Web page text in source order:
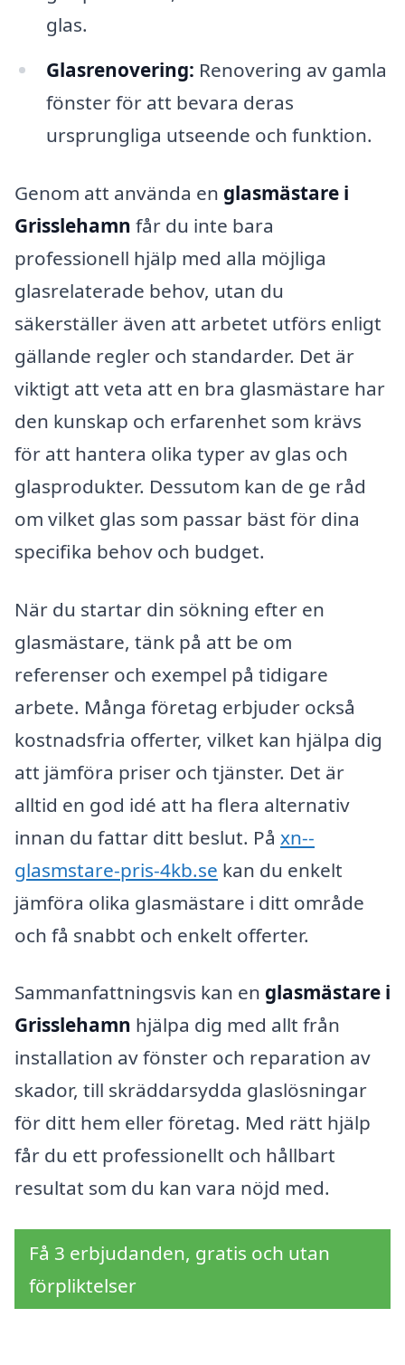
glas.
Glasrenovering: Renovering av gamla
fönster för att bevara deras
ursprungliga utseende och funktion.
Genom att använda en glasmästare i
Grisslehamn får du inte bara
professionell hjälp med alla möjliga
glasrelaterade behov, utan du
säkerställer även att arbetet utförs enligt
gällande regler och standarder. Det är
viktigt att veta att en bra glasmästare har
den kunskap och erfarenhet som krävs
för att hantera olika typer av glas och
glasprodukter. Dessutom kan de ge råd
om vilket glas som passar bäst för dina
specifika behov och budget.
När du startar din sökning efter en
glasmästare, tänk på att be om
referenser och exempel på tidigare
arbete. Många företag erbjuder också
kostnadsfria offerter, vilket kan hjälpa dig
att jämföra priser och tjänster. Det är
alltid en god idé att ha flera alternativ
innan du fattar ditt beslut. På xn--
glasmstare-pris-4kb.se kan du enkelt
jämföra olika glasmästare i ditt område
och få snabbt och enkelt offerter.
Sammanfattningsvis kan en glasmästare i
Grisslehamn hjälpa dig med allt från
installation av fönster och reparation av
skador, till skräddarsydda glaslösningar
för ditt hem eller företag. Med rätt hjälp
får du ett professionellt och hållbart
resultat som du kan vara nöjd med.
Få 3 erbjudanden, gratis och utan
förpliktelser